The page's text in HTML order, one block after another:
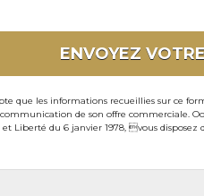
ENVOYEZ
que les informations recueillies sur ce
de son offre commerciale.
Liberté du 6 janvier 1978, vous disposez